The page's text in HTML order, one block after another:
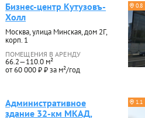
Бизнес-центр Кутузовъ-
Холл
Москва, улица Минская, дом 2Г,
корп. 1
ПОМЕЩЕНИЯ В АРЕНДУ
66.2—110.0 м²
от 60 000 ₽ ₽ за м²/год
Административное
здание 32-км МКАД,